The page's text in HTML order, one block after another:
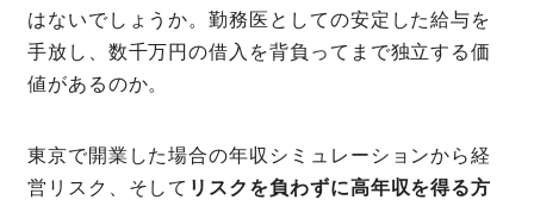
はないでしょうか。勤務医としての安定した給与を
手放し、数千万円の借入を背負ってまで独立する価
値があるのか。
東京で開業した場合の年収シミュレーションから経
営リスク、そして リスクを負わずに高年収を得る方